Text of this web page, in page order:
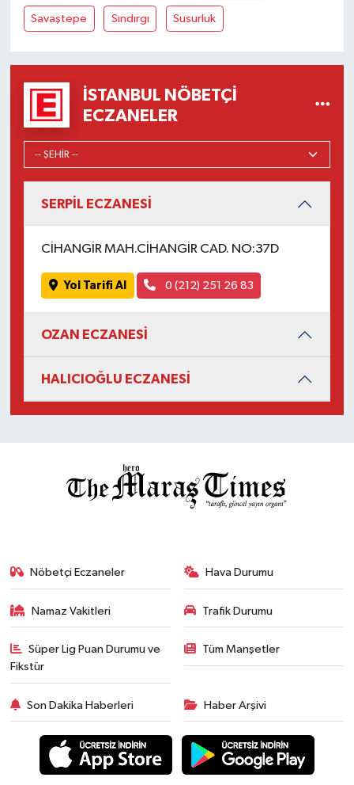
Savaştepe Sındırgı Susurluk
İSTANBUL NÖBETÇI
ECZANELER
SERPİL ECZANESİ
CİHANGİR MAH.CİHANGİR CAD. NO:37D
Yol Tarifi Al 0 (212) 251 26 83
OZAN ECZANESİ
HALICIOĞLU ECZANESİ
Nöbetçi Eczaneler Hava Durumu
Namaz Vakitleri Trafik Durumu
Süper Lig Puan Durumu ve
Fikstür
Tüm Manşetler
Son Dakika Haberleri Haber Arşivi